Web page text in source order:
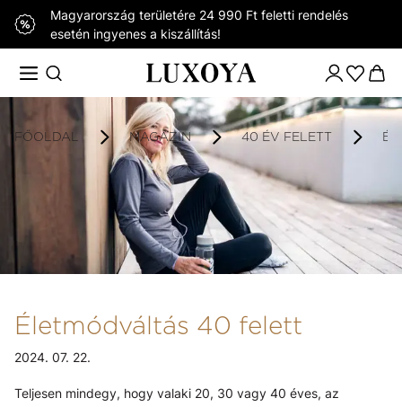
Magyarország területére 24 990 Ft feletti rendelés
esetén ingyenes a kiszállítás!
FŐOLDAL MAGAZIN 40 ÉV FELETT
Életmódváltás 40 felett
2024. 07. 22.
Teljesen mindegy, hogy valaki 20, 30 vagy 40 éves, az